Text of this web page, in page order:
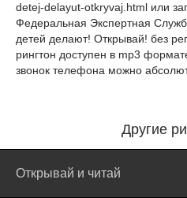
detej-delayut-otkryvaj.html или
Федеральная Экспертная
детей делают! Открывай! без
рингтон доступен в mp3
звонок телефона можно
Другие
Открывай и читай